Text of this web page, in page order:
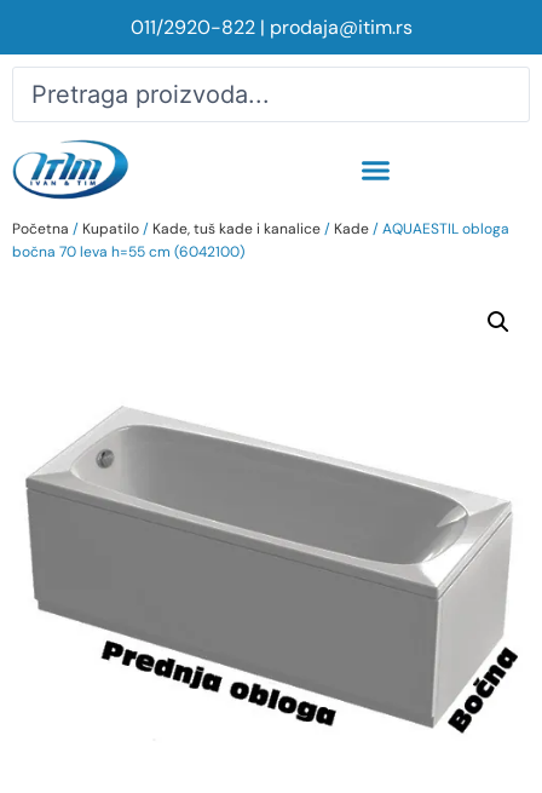
011/2920-822| prodaja@itim.rs
Početna / Kupatilo/ Kade, tuš kade i kanalice/ Kade/ AQUAESTIL obloga
bočna 70 leva h=55 cm (6042100)